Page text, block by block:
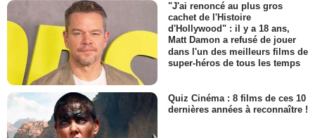
"J'ai renoncé au plus gros
cachet de l'Histoire
d'Hollywood" : il y a 18 ans,
Matt Damon a refusé de jouer
dans l'un des meilleurs films de
super-héros de tous les temps
Quiz Cinéma : 8 films de ces 10
dernières années à reconnaître !